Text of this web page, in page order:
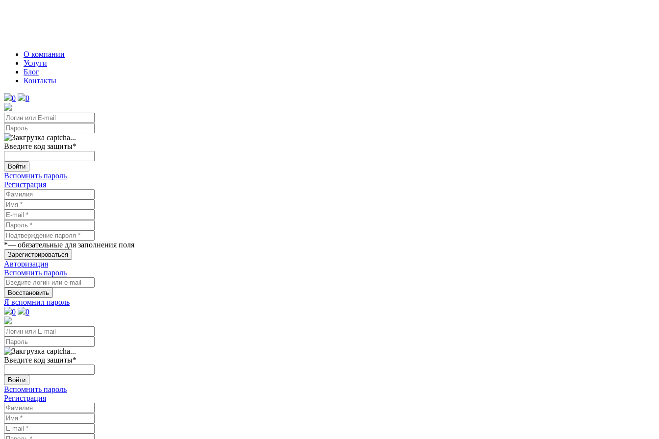
О компании
Услуги
Блог
Контакты
0 0
Введите код защиты*
Войти
Вспомнить пароль
Регистрация
*— обязательные для заполнения поля
Зарегистрироваться
Авторизация
Вспомнить пароль
Восстановить
Я вспомнил пароль
0
0
Введите код защиты*
Войти
Вспомнить пароль
Регистрация